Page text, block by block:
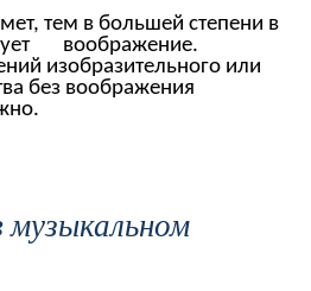
тем в большей степени в
воображение.
изобразительного или
без воображения